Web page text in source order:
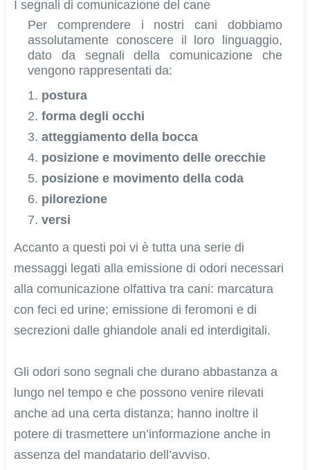
I segnali di comunicazione del cane
Per comprendere i nostri cani dobbiamo
assolutamente conoscere il loro linguaggio,
dato da segnali della comunicazione che
vengono rappresentati da:
postura
forma degli occhi
atteggiamento della bocca
posizione e movimento delle orecchie
posizione e movimento della coda
pilorezione
versi
Accanto a questi poi vi è tutta una serie di
messaggi legati alla emissione di odori necessari
alla comunicazione olfattiva tra cani: marcatura
con feci ed urine; emissione di feromoni e di
secrezioni dalle ghiandole anali ed interdigitali.
Gli odori sono segnali che durano abbastanza a
lungo nel tempo e che possono venire rilevati
anche ad una certa distanza; hanno inoltre il
potere di trasmettere un’informazione anche in
assenza del mandatario dell’avviso.